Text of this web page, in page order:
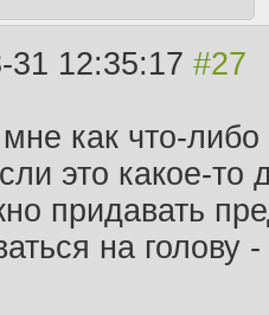
31 12:35:17
как что-
это какое-то
придавать
на голову